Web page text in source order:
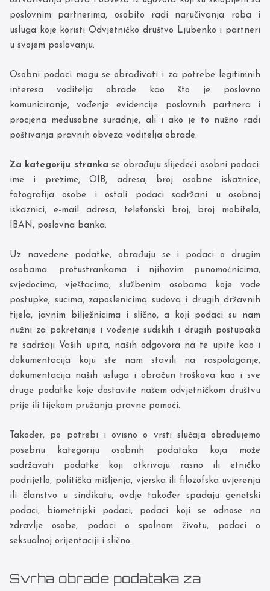
poslovnim partnerima, osobito radi naručivanja roba i
usluga koje koristi Odvjetničko društvo Ljubenko i partneri
u svojem poslovanju.
Osobni podaci mogu se obrađivati i za potrebe legitimnih
interesa voditelja obrade kao što je poslovno
komuniciranje, vođenje evidencije poslovnih partnera i
procjena međusobne suradnje, ali i ako je to nužno radi
poštivanja pravnih obveza voditelja obrade.
Za kategoriju stranka se obrađuju slijedeći osobni podaci:
ime i prezime, OIB, adresa, broj osobne iskaznice,
fotografija osobe i ostali podaci sadržani u osobnoj
iskaznici, e-mail adresa, telefonski broj, broj mobitela,
IBAN, poslovna banka.
Uz navedene podatke, obrađuju se i podaci o drugim
osobama: protustrankama i njihovim punomoćnicima,
svjedocima, vještacima, službenim osobama koje vode
postupke, sucima, zaposlenicima sudova i drugih državnih
tijela, javnim bilježnicima i slično, a koji podaci su nam
nužni za pokretanje i vođenje sudskih i drugih postupaka
te sadržaji Vaših upita, naših odgovora na te upite kao i
dokumentacija koju ste nam stavili na raspolaganje,
dokumentacija naših usluga i obračun troškova kao i sve
druge podatke koje dostavite našem odvjetničkom društvu
prije ili tijekom pružanja pravne pomoći.
Također, po potrebi i ovisno o vrsti slučaja obrađujemo
posebnu kategoriju osobnih podataka koja može
sadržavati podatke koji otkrivaju rasno ili etničko
podrijetlo, politička mišljenja, vjerska ili filozofska uvjerenja
ili članstvo u sindikatu; ovdje također spadaju genetski
podaci, biometrijski podaci, podaci koji se odnose na
zdravlje osobe, podaci o spolnom životu, podaci o
seksualnoj orijentaciji i slično.
Svrha obrade podataka za